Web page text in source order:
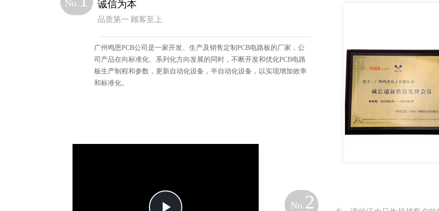
诚信为本
品质第一 顾客至上
广州鸣恩PCB公司是一家开发、生产及销售定制PCB电路板的厂家，公
司产品在向标准化、系列化方向发展的同时，不断开发和优化PCB电路
板生产制程和参数，更新自动化设备，半自动化设备，以实现增加效率
和标准化。
No.
No.2